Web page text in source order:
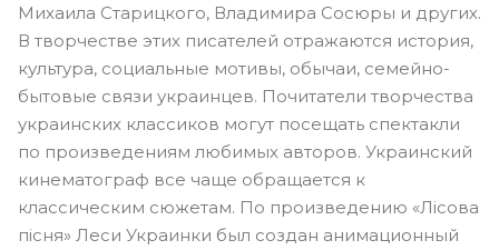
Михаила Старицкого, Владимира Сосюры и других.
В творчестве этих писателей отражаются история,
культура, социальные мотивы, обычаи, семейно-
бытовые связи украинцев. Почитатели творчества
украинских классиков могут посещать спектакли
по произведениям любимых авторов. Украинский
кинематограф все чаще обращается к
классическим сюжетам. По произведению «Лісова
пісня» Леси Украинки был создан анимационный